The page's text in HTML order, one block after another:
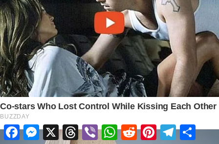
FacebookMessenger
X ThreadsViberWhatsApp
RedditPinterestTelegram
Share